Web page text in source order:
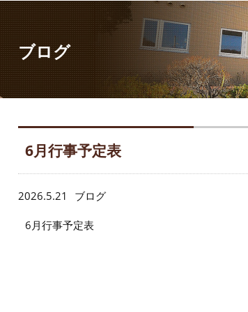
ブログ
6月行事予定表
2026.5.21 ブログ
6月行事予定表